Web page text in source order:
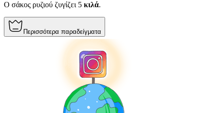
Ο σάκος ρυζιού ζυγίζει 5 κιλά.
Περισσότερα παραδείγματα